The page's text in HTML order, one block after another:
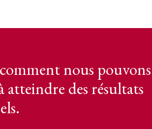
nous pouvons
atteindre des résultats